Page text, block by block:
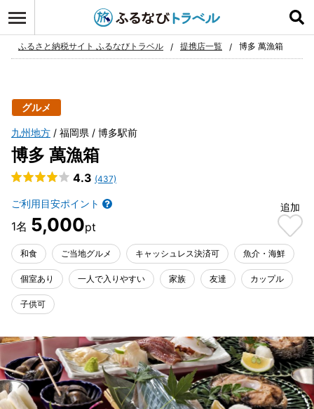
お気に入り
ふるさと納税サイト ふるなびトラベル 提携店一覧 博多 萬漁箱
グルメ
九州地方 福岡県 博多駅前
博多 萬漁箱
4.3 (437)
ご利用目安ポイント
5,000
追加
和食 ご当地グルメ キャッシュレス決済可 魚介・海鮮
個室あり 一人で入りやすい 家族 友達 カップル
子供可